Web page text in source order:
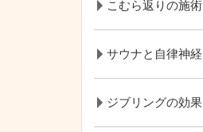
こむら返りの施術
サウナと自律神経
ジブリングの効果